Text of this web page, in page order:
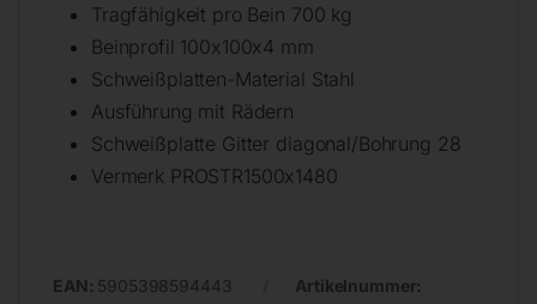
Tragfähigkeit pro Bein 700 kg
Beinprofil 100x100x4 mm
Schweißplatten-Material Stahl
Ausführung mit Rädern
Schweißplatte Gitter diagonal/Bohrung 28
Vermerk PROSTR1500x1480
EAN: 5905398594443
Artikelnummer: